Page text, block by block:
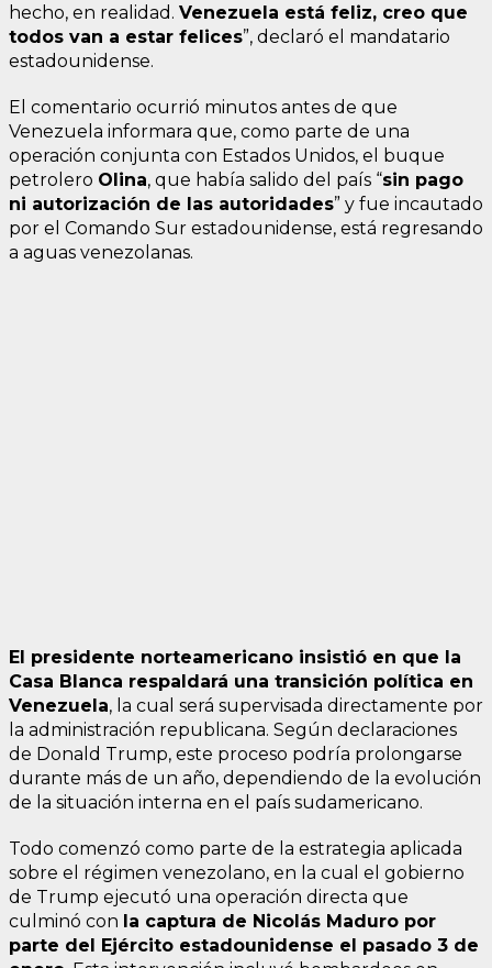
hecho, en realidad. Venezuela está feliz, creo que
todos van a estar felices”, declaró el mandatario
estadounidense.
El comentario ocurrió minutos antes de que
Venezuela informara que, como parte de una
operación conjunta con Estados Unidos, el buque
petrolero Olina, que había salido del país “sin pago
ni autorización de las autoridades” y fue incautado
por el Comando Sur estadounidense, está regresando
a aguas venezolanas.
El presidente norteamericano insistió en que la
Casa Blanca respaldará una transición política en
Venezuela, la cual será supervisada directamente por
la administración republicana. Según declaraciones
de Donald Trump, este proceso podría prolongarse
durante más de un año, dependiendo de la evolución
de la situación interna en el país sudamericano.
Todo comenzó como parte de la estrategia aplicada
sobre el régimen venezolano, en la cual el gobierno
de Trump ejecutó una operación directa que
culminó con la captura de Nicolás Maduro por
parte del Ejército estadounidense el pasado 3 de